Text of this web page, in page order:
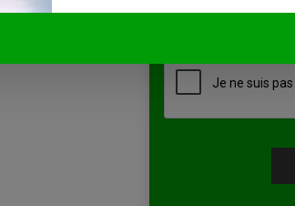
chez un
Autre